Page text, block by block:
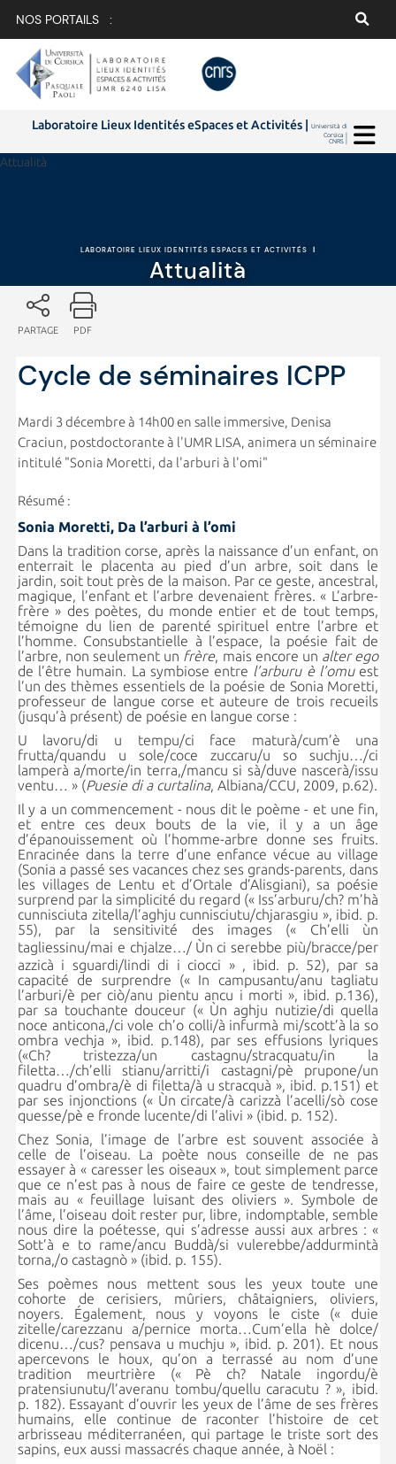
NOS PORTAILS :
Laboratoire Lieux Identités eSpaces et Activités |Università di
Corsica |
CNRS |
Attualità
LABORATOIRE LIEUX IDENTITÉS ESPACES ET ACTIVITÉS |
Attualità
PARTAGE PDF
Cycle de séminaires ICPP
Mardi 3 décembre à 14h00 en salle immersive, Denisa
Craciun, postdoctorante à l'UMR LISA, animera un séminaire
intitulé "Sonia Moretti, da l'arburi à l'omi"
Résumé :
Sonia Moretti, Da l’arburi à l’omi
Dans la tradition corse, après la naissance d’un enfant, on
enterrait le placenta au pied d’un arbre, soit dans le
jardin, soit tout près de la maison. Par ce geste, ancestral,
magique, l’enfant et l’arbre devenaient frères. « L’arbre-
frère » des poètes, du monde entier et de tout temps,
témoigne du lien de parenté spirituel entre l’arbre et
l’homme. Consubstantielle à l’espace, la poésie fait de
l’arbre, non seulement un frère, mais encore un alter ego
de l’être humain. La symbiose entre l’arburu è l’omuest
l’un des thèmes essentiels de la poésie de Sonia Moretti,
professeur de langue corse et auteure de trois recueils
(jusqu’à présent) de poésie en langue corse :
U lavoru/di u tempu/ci face maturà/cum’è una
frutta/quandu u sole/coce zuccaru/u so suchju…/ci
lamperà a/morte/in terra,/mancu si sà/duve nascerà/issu
ventu… » (Puesie di a curtalina, Albiana/CCU, 2009, p.62).
Il y a un commencement - nous dit le poème - et une fin,
et entre ces deux bouts de la vie, il y a un âge
d’épanouissement où l’homme-arbre donne ses fruits.
Enracinée dans la terre d’une enfance vécue au village
(Sonia a passé ses vacances chez ses grands-parents, dans
les villages de Lentu et d’Ortale d’Alisgiani), sa poésie
surprend par la simplicité du regard (« Iss’arburu/ch? m’hà
cunnisciuta zitella/l’aghju cunnisciutu/chjarasgiu », ibid. p.
55), par la sensitivité des images (« Ch’elli ùn
tagliessinu/mai e chjalze…/ Ùn ci serebbe più/bracce/per
azzicà i sguardi/lindi di i ciocci » , ibid. p. 52), par sa
capacité de surprendre (« In campusantu/anu tagliatu
l’arburi/è per ciò/anu pientu ancu i morti », ibid. p.136),
par sa touchante douceur (« Ùn aghju nutizie/di quella
noce anticona,/ci vole ch’o colli/à infurmà mi/scott’à la so
ombra vechja », ibid. p.148), par ses effusions lyriques
(«Ch? tristezza/un castagnu/stracquatu/in la
filetta…/ch’elli stianu/arritti/i castagni/pè prupone/un
quadru d’ombra/è di filetta/à u stracquà », ibid. p.151) et
par ses injonctions (« Ùn circate/à carizzà l’acelli/sò cose
quesse/pè e fronde lucente/di l’alivi » (ibid. p. 152).
Chez Sonia, l’image de l’arbre est souvent associée à
celle de l’oiseau. La poète nous conseille de ne pas
essayer à « caresser les oiseaux », tout simplement parce
que ce n’est pas à nous de faire ce geste de tendresse,
mais au « feuillage luisant des oliviers ». Symbole de
l’âme, l’oiseau doit rester pur, libre, indomptable, semble
nous dire la poétesse, qui s’adresse aussi aux arbres : «
Sott’à e to rame/ancu Buddà/si vulerebbe/addurmintà
torna,/o castagnò » (ibid. p. 155).
Ses poèmes nous mettent sous les yeux toute une
cohorte de cerisiers, mûriers, châtaigniers, oliviers,
noyers. Également, nous y voyons le ciste (« duie
zitelle/carezzanu a/pernice morta…Cum’ella hè dolce/
dicenu…/cus? pensava u muchju », ibid. p. 201). Et nous
apercevons le houx, qu’on a terrassé au nom d’une
tradition meurtrière (« Pè ch? Natale ingordu/è
pratensiunutu/l’averanu tombu/quellu caracutu ? », ibid.
p. 182). Essayant d’ouvrir les yeux de l’âme de ses frères
humains, elle continue de raconter l’histoire de cet
arbrisseau méditerranéen, qui partage le triste sort des
sapins, eux aussi massacrés chaque année, à Noël :